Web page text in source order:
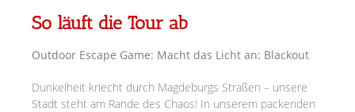
So läuft die Tour ab
Outdoor Escape Game: Macht das Licht an: Blackout
Dunkelheit kriecht durch Magdeburgs Straßen – unsere
Stadt steht am Rande des Chaos! In unserem packenden